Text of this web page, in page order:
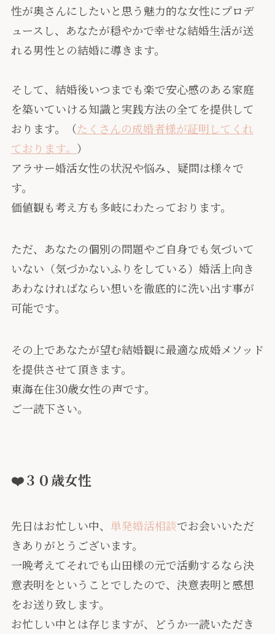
性が奥さんにしたいと思う魅力的な女性にプロデ
ュースし、あなたが穏やかで幸せな結婚生活が送
れる男性との結婚に導きます。
そして、結婚後いつまでも楽で安心感のある家庭
を築いていける知識と実践方法の全てを提供して
おります。（たくさんの成婚者様が証明してくれ
ております。 ）
アラサー婚活女性の状況や悩み、疑問は様々で
す。
価値観も考え方も多岐にわたっております。
ただ、あなたの個別の問題やご自身でも気づいて
いない（気づかないふりをしている）婚活上向き
あわなければならい想いを徹底的に洗い出す事が
可能です。
その上であなたが望む結婚観に最適な成婚メソッド
を提供させて頂きます。
東海在住30歳女性の声です。
ご一読下さい。
❤️３０歳女性
先日はお忙しい中、 単発婚活相談でお会いいただ
きありがとうございます。
一晩考えてそれでも山田様の元で活動するなら決
意表明をということでしたので、決意表明と感想
をお送り致します。
お忙しい中とは存じますが、どうか一読いただき